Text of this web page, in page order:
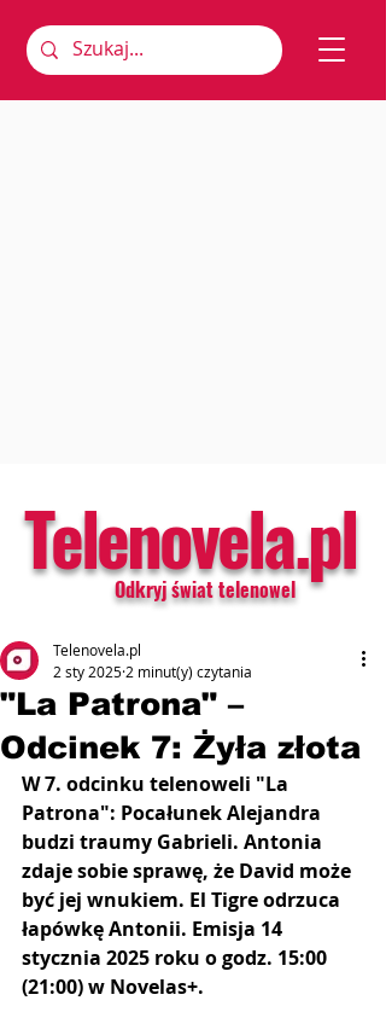
Telenovela.pl
Odkryj świat telenowel
"La Patrona" –
Odcinek 7: Żyła złota
Telenovela.pl
2 sty 2025 2 minut(y) czytania
W 7. odcinku telenoweli "La
Patrona": Pocałunek Alejandra
budzi traumy Gabrieli. Antonia
zdaje sobie sprawę, że David może
być jej wnukiem. El Tigre odrzuca
łapówkę Antonii. Emisja 14
stycznia 2025 roku o godz. 15:00
(21:00) w Novelas+.